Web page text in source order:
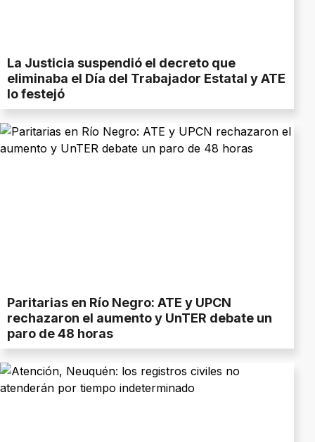
La Justicia suspendió el decreto que
eliminaba el Día del Trabajador Estatal y ATE
lo festejó
Paritarias en Río Negro: ATE y UPCN
rechazaron el aumento y UnTER debate un
paro de 48 horas